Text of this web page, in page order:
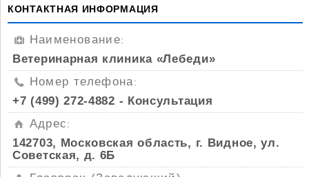
КОНТАКТНАЯ ИНФОРМАЦИЯ
Наименование:
Ветеринарная клиника «Лебеди»
Номер телефона:
+7 (499) 272-4882 - Консультация
Адрес:
142703, Московская область, г. Видное, ул.
Советская, д. 6Б